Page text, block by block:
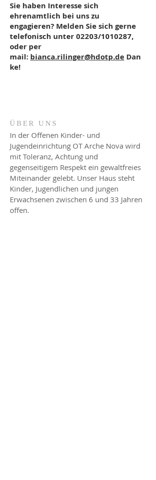
Sie haben Interesse sich
ehrenamtlich bei uns zu
engagieren? Melden Sie sich gerne
telefonisch unter 02203/1010287,
oder per
mail: bianca.rilinger@hdotp.de Dan
ke!
ÜBER UNS
In der Offenen Kinder- und
Jugendeinrichtung OT Arche Nova wird
mit Toleranz, Achtung und
gegenseitigem Respekt ein gewaltfreies
Miteinander gelebt. Unser Haus steht
Kinder, Jugendlichen und jungen
Erwachsenen zwischen 6 und 33 Jahren
offen.